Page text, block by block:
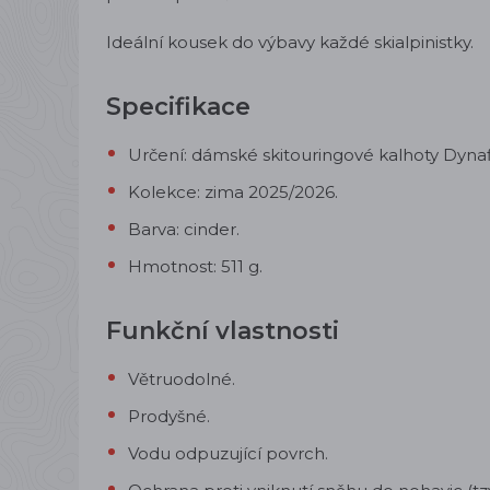
Ideální kousek do výbavy každé skialpinistky.
Specifikace
Určení: dámské skitouringové kalhoty
Kolekce: zima 2025/2026.
Barva: cinder.
Hmotnost: 511 g.
Funkční vlastnosti
Větruodolné.
Prodyšné.
Vodu odpuzující povrch.